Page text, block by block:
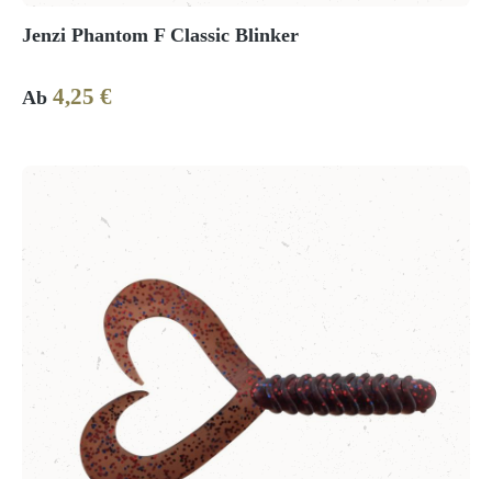
Jenzi Phantom F Classic Blinker
Regulärer Preis:
Ab 4,25 €